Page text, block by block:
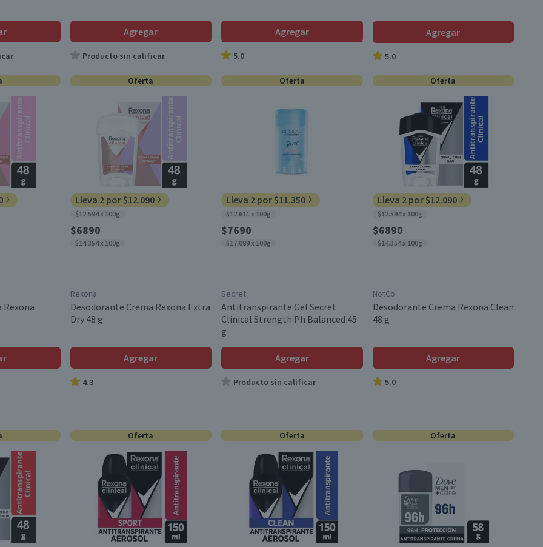
Agregar
Producto sin calificar
Agregar
5.0
Agregar
5.0
Rexona
Oferta
Lleva 2 por $12.090
$12.594 x 100g
$6890
$14.354 x 100g
Rexona
Desodorante Crema Rexona Extra
Dry 48 g
Agregar
4.3
Oferta
Lleva 2 por $11.350
$12.611 x 100g
$7690
$17.089 x 100g
Secret
Antitranspirante Gel Secret
Clinical Strength Ph Balanced 45
g
Agregar
Producto sin calificar
Oferta
Lleva 2 por $12.090
$12.594 x 100g
$6890
$14.354 x 100g
NotCo
Desodorante Crema Rexona Clean
48 g
Agregar
5.0
Oferta Oferta Oferta